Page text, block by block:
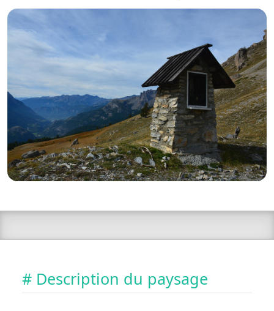
# Description du paysage